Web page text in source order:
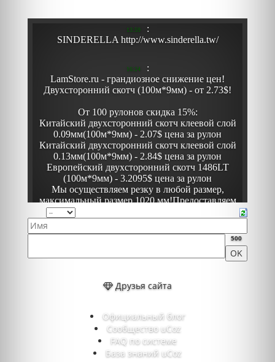
500
Друзья сайта
Официальный блог
Сообщество uCoz
FAQ по системе
База знаний uCoz